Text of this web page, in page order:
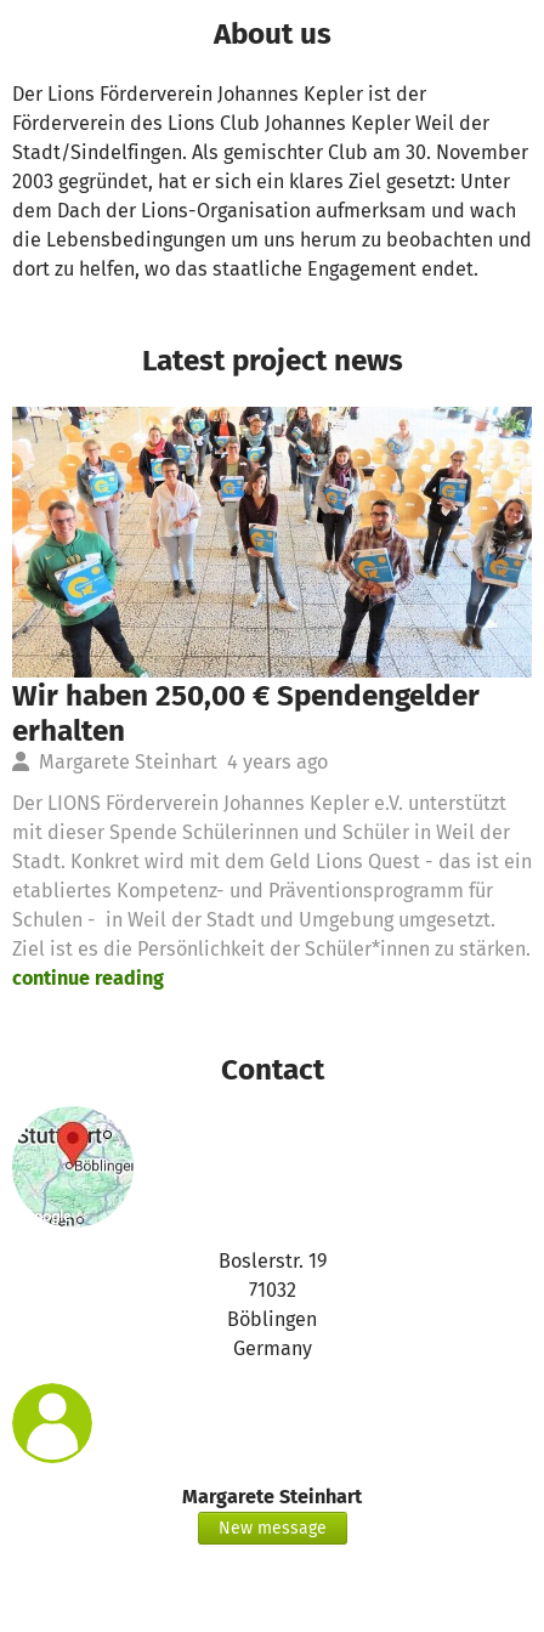
About us
Der Lions Förderverein Johannes Kepler ist der
Förderverein des Lions Club Johannes Kepler Weil der
Stadt/Sindelfingen. Als gemischter Club am 30. November
2003 gegründet, hat er sich ein klares Ziel gesetzt: Unter
dem Dach der Lions-Organisation aufmerksam und wach
die Lebensbedingungen um uns herum zu beobachten und
dort zu helfen, wo das staatliche Engagement endet.
Latest project news
Wir haben 250,00 € Spendengelder
erhalten
Margarete Steinhart 4 years ago
Der LIONS Förderverein Johannes Kepler e.V. unterstützt
mit dieser Spende Schülerinnen und Schüler in Weil der
Stadt. Konkret wird mit dem Geld Lions Quest - das ist ein
etabliertes Kompetenz- und Präventionsprogramm für
Schulen - in Weil der Stadt und Umgebung umgesetzt.
Ziel ist es die Persönlichkeit der Schüler*innen zu stärken.
continue reading
Contact
Boslerstr. 19
71032
Böblingen
Germany
Margarete Steinhart
New message